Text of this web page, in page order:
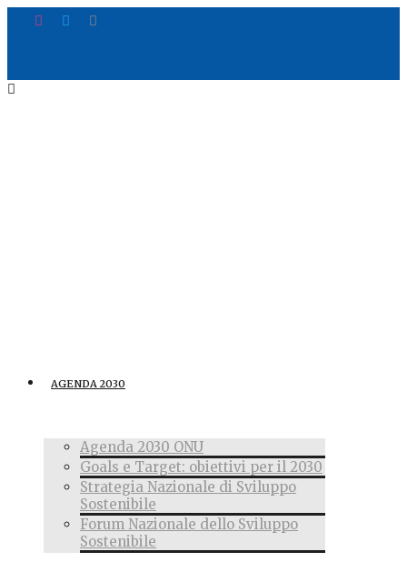
AGENDA 2030
Agenda 2030 ONU
Goals e Target: obiettivi per il 2030
Strategia Nazionale di Sviluppo
Sostenibile
Forum Nazionale dello Sviluppo
Sostenibile